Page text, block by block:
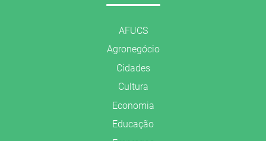
AFUCS
Agronegócio
Cidades
Cultura
Economia
Educação